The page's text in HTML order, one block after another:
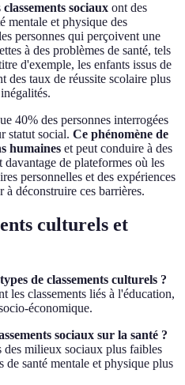
classements sociaux ont des
mentale et physique des
personnes qui perçoivent une
à des problèmes de santé, tels
d'exemple, les enfants issus de
des taux de réussite scolaire plus
40% des personnes interrogées
statut social. Ce phénomène de
humaines et peut conduire à des
de plateformes où les
personnelles et des expériences
déconstruire ces barrières.
culturels et
de classements culturels ?
les classements liés à l'éducation,
économique.
sociaux sur la santé ?
des milieux sociaux plus faibles
de santé mentale et physique plus